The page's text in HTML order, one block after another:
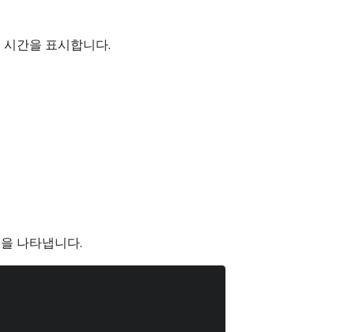
간을 표시합니다.
나타냅니다.